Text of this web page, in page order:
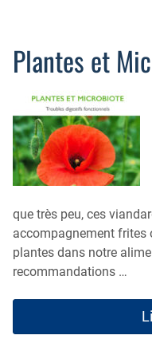
Plantes et
que très peu, ces
accompagnement frites
plantes dans notre
recommandations …
Nutrition
Proctologie
Cellule d’Aide à la
Rectum et anus
Annuaire
Colobox
My MICI Book
Qu’est-ce que la